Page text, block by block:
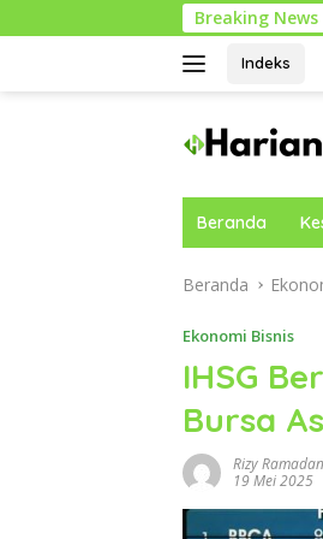
ke
Breaking News
Indeks
Beranda
Beranda
Ekonomi Bisnis
IHSG
Bursa
Rizy Ramadan
19 Mei 2025